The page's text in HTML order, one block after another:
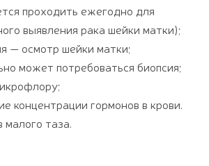
проходить ежегодно для
выявления рака шейки матки);
— осмотр шейки матки;
может потребоваться биопсия;
концентрации гормонов в крови.
малого таза.